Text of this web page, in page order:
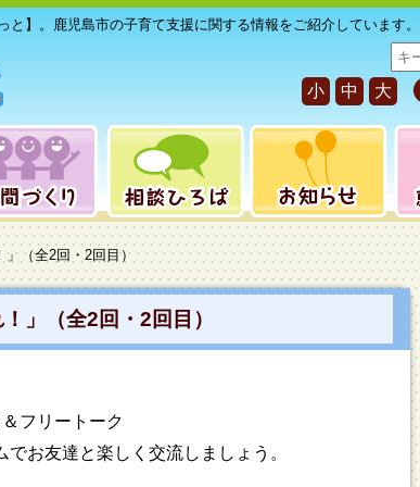
】。鹿児島市の子育て支援に関する情報をご紹介しています。
サ
イ
ト
内
小 中 大
（全2回・2回目）
」（全2回・2回目）
フリートーク
お友達と楽しく交流しましょう。